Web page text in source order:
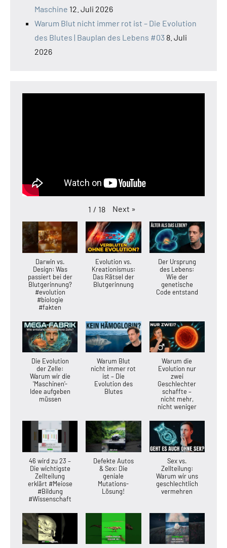
Maschine 12. Juli 2026
Warum Blut nicht immer rot ist – Die Evolution
des Blutes | Bauplan des Lebens #03 8. Juli
2026
1 / 18 Next »
Darwin vs.
Design: Was
passiert bei der
Blutgerinnung?
#evolution
#biologie
#fakten
Evolution vs.
Kreationismus:
Das Rätsel der
Blutgerinnung
Der Ursprung
des Lebens:
Wie der
genetische
Code entstand
Die Evolution
der Zelle:
Warum wir die
'Maschinen'-
Idee aufgeben
müssen
Warum Blut
nicht immer rot
ist – Die
Evolution des
Blutes
Warum die
Evolution nur
zwei
Geschlechter
schaffte –
nicht mehr,
nicht weniger
46 wird zu 23 –
Die wichtigste
Zellteilung
erklärt #Meiose
#Bildung
#Wissenschaft
Defekte Autos
& Sex: Die
geniale
Mutations-
Lösung!
Sex vs.
Zellteilung:
Warum wir uns
geschlechtlich
vermehren